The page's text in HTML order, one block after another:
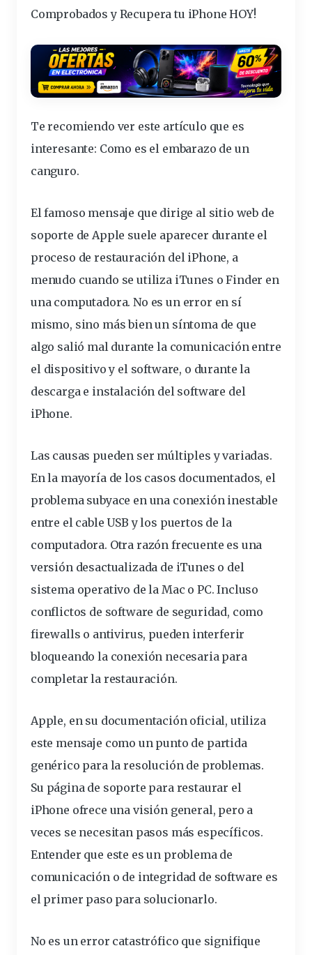
Comprobados y Recupera tu iPhone HOY!
Te recomiendo ver este artículo que es
interesante: Como es el embarazo de un
canguro.
El famoso mensaje que dirige al sitio web de
soporte de Apple suele aparecer durante el
proceso derestauración del iPhone, a
menudo cuando se utiliza iTunes o Finder en
una computadora. No es un error en sí
mismo, sino más bien un síntoma de que
algo salió mal durante la comunicación entre
el dispositivoy el software, o durante la
descarga e instalación del software del
iPhone.
Las causas pueden ser múltiples y variadas.
En la mayoría de los casos documentados, el
problema subyace en una conexión inestable
entre el cable USB y los puertos de la
computadora. Otra razón frecuente es una
versión desactualizada de iTunes o del
sistema operativo de la Mac o PC. Incluso
conflictos de software de seguridad, como
firewalls o antivirus, pueden interferir
bloqueando la conexión necesaria para
completar la restauración.
Apple, en su documentación oficial, utiliza
este mensaje como un punto de partida
genérico para la resolución de problemas.
Su página de soporte para restaurar el
iPhone ofrece una visión general, pero a
veces se necesitan pasos más específicos.
Entender que este es un problema de
comunicación o de integridad de software es
el primer paso para solucionarlo.
No es un error catastrófico que signifique